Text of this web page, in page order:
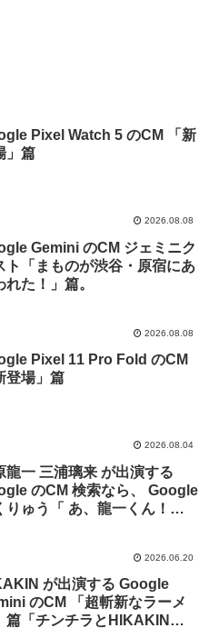
Pixel Watch 5 のCM 「新
」篇
2026.08.08
Gemini のCM ジェミニク
ト「まものが渋谷・原宿にあ
れた！」篇。
2026.08.08
Pixel 11 Pro Fold のCM
登場」篇
2026.08.04
龍一 三浦璃来 が出演する
索なら、 Google
りゅう「 あ、龍一くん！え
2026.06.20
が出演する Google
のCM 「超斬新なラーメ
篇「チンチラとHIKAKIN」